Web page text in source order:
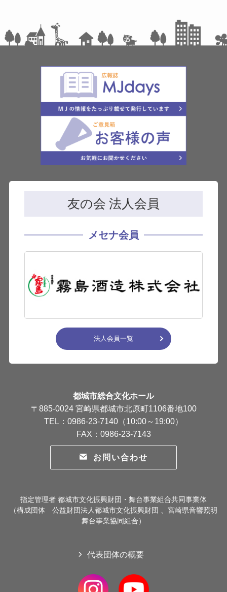
友の会 法人会員
メセナ会員
法人会員一覧
都城市総合文化ホール
〒885-0024 宮崎県都城市北原町1106番地100
TEL：0986-23-7140（10:00～19:00）
FAX：0986-23-7143
お問い合わせ
指定管理者 都城市文化振興財団・舞台事業組合共同事業体
（構成団体 公益財団法人都城市文化振興財団 、宮崎県音響照明
舞台事業協同組合）
代表団体の概要